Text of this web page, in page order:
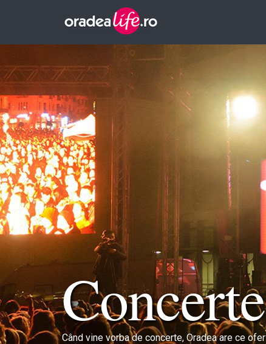
Concerte
Când vine vorba de concerte, Oradea are ce